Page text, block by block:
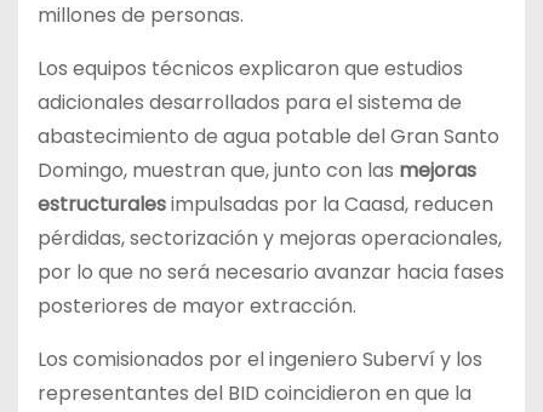
millones de personas.
Los equipos técnicos explicaron que estudios
adicionales desarrollados para el sistema de
abastecimiento de agua potable del Gran Santo
Domingo, muestran que, junto con las mejoras
estructuralesimpulsadas por la Caasd, reducen
pérdidas, sectorización y mejoras operacionales,
por lo que no será necesario avanzar hacia fases
posteriores de mayor extracción.
Los comisionados por el ingeniero Suberví y los
representantes del BID coincidieron en que la